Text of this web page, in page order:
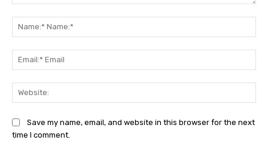
Save my name, email, and website in this browser for the next
time I comment.